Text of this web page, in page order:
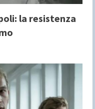
la resistenza